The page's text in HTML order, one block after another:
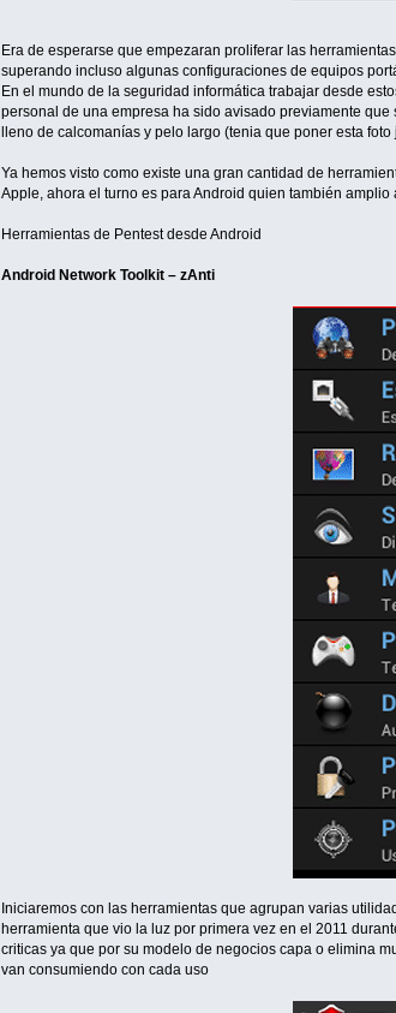
Era de esperarse que empezaran proliferar las
superando incluso algunas configuraciones de equipos
En el mundo de la seguridad informática trabajar desde
personal de una empresa ha sido avisado previamente
lleno de calcomanías y pelo largo (tenia que poner esta
Ya hemos visto como existe una gran cantidad de
Apple, ahora el turno es para Android quien también
Herramientas de Pentest desde Android
Android Network Toolkit – zAnti
Iniciaremos con las herramientas que agrupan varias
herramienta que vio la luz por primera vez en el 2011
criticas ya que por su modelo de negocios capa o elimina
van consumiendo con cada uso